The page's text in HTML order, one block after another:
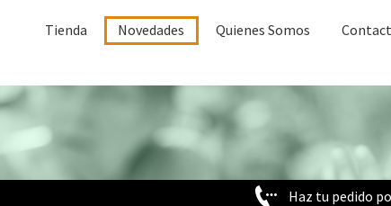
Tienda Novedades Quienes Somos
Haz tu pedido